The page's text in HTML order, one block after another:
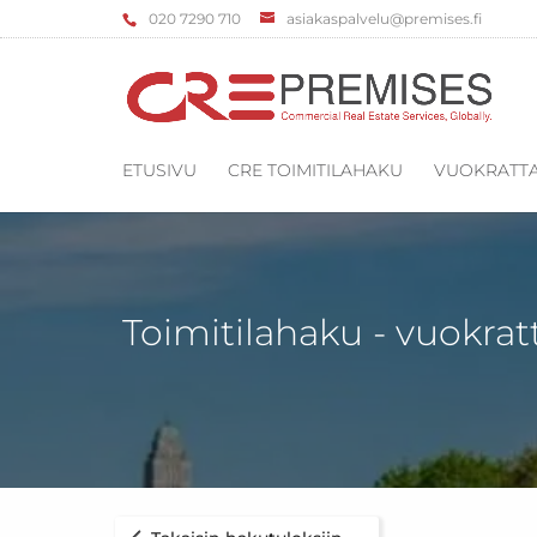
‌020 7290 710 asiakaspalvelu@premises.fi
ETUSIVU CRE TOIMITILAHAKU
Toimitilahaku -